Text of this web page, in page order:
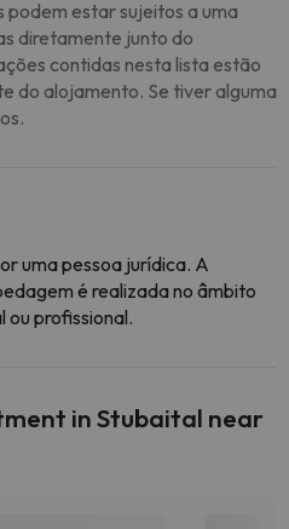
podem estar sujeitos a uma
diretamente junto do
contidas nesta lista estão
do alojamento. Se tiver alguma
uma pessoa jurídica. A
é realizada no âmbito
ou profissional.
in Stubaital near